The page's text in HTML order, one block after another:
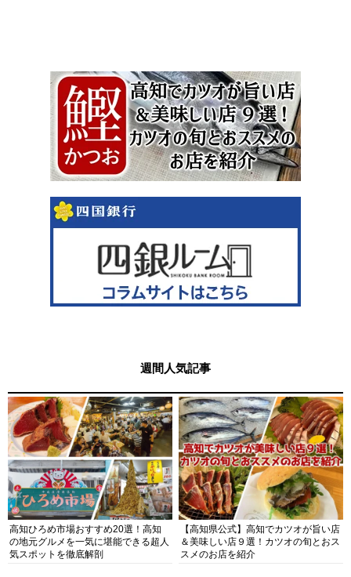
週間人気記事
高知ひろめ市場おすすめ20選！高知
の地元グルメを一気に堪能できる超人
気スポットを徹底解剖
【高知県公式】高知でカツオが旨い店
＆美味しい店９選！カツオの旬とおス
スメのお店を紹介